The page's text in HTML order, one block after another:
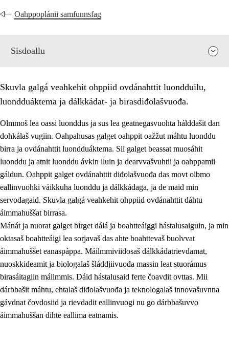
Oahppoplánii samfunnsfag
Sisdoallu
1. Oahpahusa árvovuođđu
1.1 Olmmošárvu
1.2 Identitehta ja kultuvrralaš girjáivuohta
1.3 Kritihkalaš jurddašeapmi ja ehtalaš diđolašvuohta
1.4 Hutkanillu, beroštupmi ja suokkardanhuovva
1.5 Luondduákten ja birasdiđolašvuohta
Demokratiija ja mielváikkuheapmi
Skuvla galgá veahkehit ohppiid ovdánahttit luondduilu,
luondduáktema ja dálkkádat- ja birasdiđolašvuođa.
Olmmoš lea oassi luonddus ja sus lea geatnegasvuohta hálddašit dan
dohkálaš vugiin. Oahpahusas galget oahppit oažžut máhtu luonddu
birra ja ovdánahttit luondduáktema. Sii galget beassat muosáhit
luonddu ja atnit luonddu ávkin iluin ja dearvvašvuhtii ja oahppamii
gáldun. Oahppit galget ovdánahttit diđolašvuođa das movt olbmo
eallinvuohki váikkuha luonddu ja dálkkádaga, ja de maid min
servodagaid. Skuvla galgá veahkehit ohppiid ovdánahttit dáhtu
áimmahuššat birrasa.
Mánát ja nuorat galget birget dálá ja boahtteáiggi hástalusaiguin, ja min
oktasaš boahtteáigi lea sorjavaš das ahte boahttevaš buolvvat
áimmahuššet eanaspáppa. Máilmmiviidosaš dálkkádatrievdamat,
nuoskkideamit ja biologalaš šláddjiivuođa massin leat stuorámus
birasáitagiin máilmmis. Dáid hástalusaid ferte čoavdit ovttas. Mii
dárbbašit máhtu, ehtalaš diđolašvuođa ja teknologalaš innovašuvnna
gávdnat čovdosiid ja rievdadit eallinvuogi nu go dárbbašuvvo
áimmahuššan dihte eallima eatnamis.